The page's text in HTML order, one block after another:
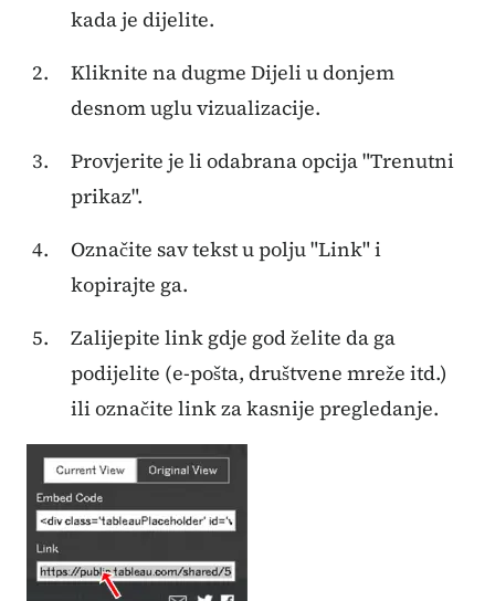
kada je dijelite.
Kliknite na dugme Dijeli u donjem
desnom uglu vizualizacije.
Provjerite je li odabrana opcija "Trenutni
prikaz".
Označite sav tekst u polju "Link" i
kopirajte ga.
Zalijepite link gdje god želite da ga
podijelite (e-pošta, društvene mreže itd.)
ili označite link za kasnije pregledanje.